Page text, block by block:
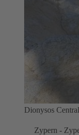
Dionysos
Zypern -